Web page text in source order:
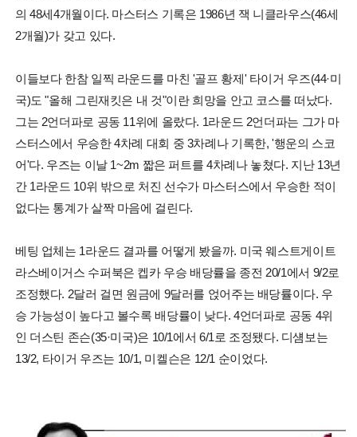
의 48세4개월이다. 마스터스 기록은 1986년 잭 니클라우스(46세
2개월)가 갖고 있다.
이들보다 한참 일찍 라운드를 마친 '골프 황제' 타이거 우즈(44·미
국)도 "올해 그린재킷은 내 것"이란 희망을 안고 코스를 떠났다.
그는 2언더파로 공동 11위에 올랐다. 1라운드 2언더파는 그가 마
스터스에서 우승한 4차례 대회 중 3차례나 기록한, '행운의 스코
어'다. 우즈는 이날 1~2m 짧은 퍼트를 4차례나 놓쳤다. 지난 13년
간 1라운드 10위 밖으로 처진 선수가 마스터스에서 우승한 적이
없다는 통계가 살짝 마음에 걸린다.
베팅 업체는 1라운드 결과를 어떻게 봤을까. 미국 웨스트게이트
라스베이거스 수퍼북은 켑카 우승 배당률을 종전 20/1에서 9/2로
조정했다. 2달러 걸면 원금에 9달러를 얹어주는 배당률이다. 우
승 가능성이 높다고 볼수록 배당률이 낮다. 4언더파로 공동 4위
인 더스틴 존슨(35·미국)은 10/1에서 6/1로 조정됐다. 디섐보는
13/2, 타이거 우즈는 10/1, 미켈슨은 12/1 순이었다.